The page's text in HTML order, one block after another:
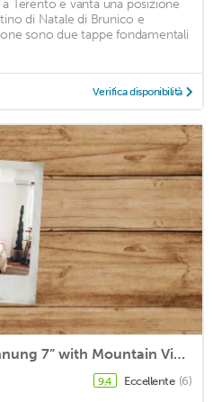
Terento e vanta una posizione
di Natale di Brunico e
sono due tappe fondamentali
Verifica disponibilità
Modern Apartment “Wohnung 7” with Mountain View, Wi-Fi, Balcony & Terrace
9,4 Eccellente (6)